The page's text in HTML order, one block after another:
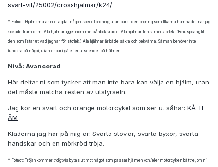
svart-vit/25002/crosshjalmar/k24/
* Fotnot: Hjälmarna är inte lagda i någon speciell ordning, utan bara i den ordning som flikarna hamnade i när jag
klickade fram dem. Alla hjälmar ligger inom min plånboks radie. Alla hjälmar finns i min storlek. (Bonuspoäng till
den som listar ut vad jag har för storlek.) Alla hjälmar är både säkra och bekväma. Så man behöver inte
fundera på något, utan enbart gå efter utseendet på hjälmen.
Nivå: Avancerad
Här deltar ni som tycker att man inte bara kan välja en hjälm, utan
det måste matcha resten av utstyrseln.
Jag kör en svart och orange motorcykel som ser ut såhär: KÅ TE
ÄM
Kläderna jag har på mig är: Svarta stövlar, svarta byxor, svarta
handskar och en mörkröd tröja.
* Fotnot: Tröjan kommer troligtvis bytas ut mot något som passar hjälmen och/eller motorcykeln bättre, om ni